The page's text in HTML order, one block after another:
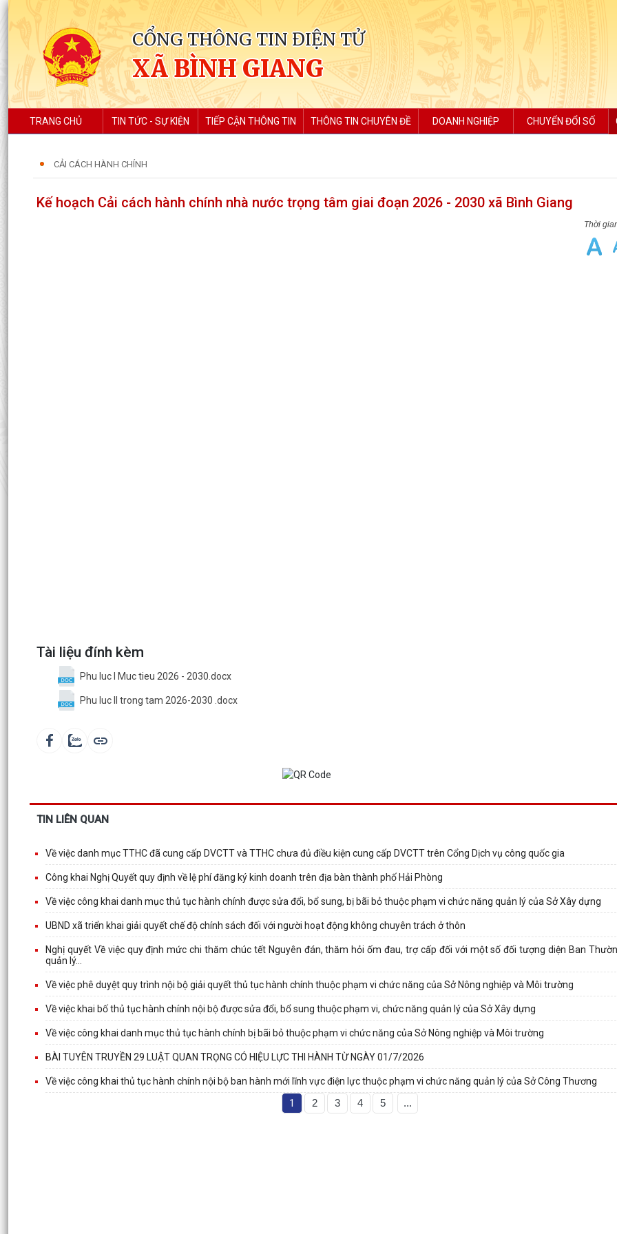
CỔNG THÔNG TIN ĐIỆN TỬ
XÃ BÌNH GIANG
TRANG CHỦ TIN TỨC - SỰ KIỆN TIẾP CẬN THÔNG TIN THÔNG TIN CHUYÊN ĐỀ DOANH NGHIỆP CHUYỂN ĐỔI SỐ
CẢI CÁCH HÀNH CHÍNH
Kế hoạch Cải cách hành chính nhà nước trọng tâm giai đoạn 2026 - 2030 xã Bình Giang
Tài liệu đính kèm
Phu luc I Muc tieu 2026 - 2030.docx
Phu luc II trong tam 2026-2030 .docx
TIN LIÊN QUAN
Về việc danh mục TTHC đã cung cấp DVCTT và TTHC chưa đủ điều kiện cung cấp DVCTT trên Cổng Dịch vụ công quốc gia
Công khai Nghị Quyết quy định về lệ phí đăng ký kinh doanh trên địa bàn thành phố Hải Phòng
Về việc công khai danh mục thủ tục hành chính được sửa đổi, bổ sung, bị bãi bỏ thuộc phạm vi chức năng quản lý của Sở Xây dựng
UBND xã triển khai giải quyết chế độ chính sách đối với người hoạt động không chuyên trách ở thôn
Nghị quyết Về việc quy định mức chi thăm chúc tết Nguyên đán, thăm hỏi ốm đau, trợ cấp đối với một số đối tượng diện Ban
quản lý...
Về việc phê duyệt quy trình nội bộ giải quyết thủ tục hành chính thuộc phạm vi chức năng của Sở Nông nghiệp và Môi trường
Về việc khai bố thủ tục hành chính nội bộ được sửa đổi, bổ sung thuộc phạm vi, chức năng quản lý của Sở Xây dựng
Về việc công khai danh mục thủ tục hành chính bị bãi bỏ thuộc phạm vi chức năng của Sở Nông nghiệp và Môi trường
BÀI TUYÊN TRUYỀN 29 LUẬT QUAN TRỌNG CÓ HIỆU LỰC THI HÀNH TỪ NGÀY 01/7/2026
Về việc công khai thủ tục hành chính nội bộ ban hành mới lĩnh vực điện lực thuộc phạm vi chức năng quản lý của Sở Công Thương
1 2 3 4 5 ...